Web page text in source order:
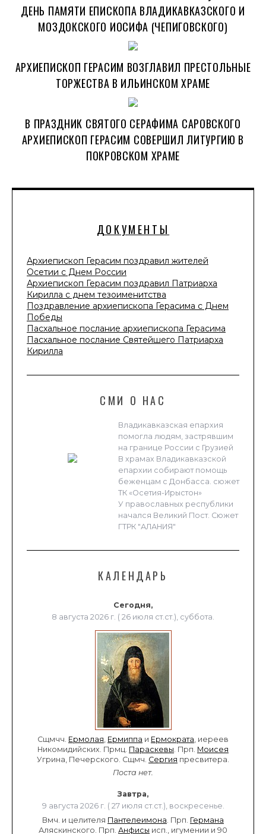
ДОКУМЕНТЫ
Архиепископ Герасим поздравил жителей
Осетии с Днем России
Архиепископ Герасим поздравил Патриарха
Кирилла с днем тезоименитства
Поздравление архиепископа Герасима с Днем
Победы
Пасхальное послание архиепископа Герасима
Пасхальное послание Святейшего Патриарха
Кирилла
СМИ О НАС
Владикавказская епархия
помогла людям, застрявшим
на границе России с Грузией
В храмах Владикавказской
епархии собирают помощь
беженцам с Донбасса. сюжет
ТК «Осетия-Ирыстон»
У православных республики
начался Великий Пост. Сюжет
ГТРК "АЛАНИЯ"
КАЛЕНДАРЬ
Сегодня,
8 августа 2026 г. ( 26 июля ст.ст.), суббота.
Сщмчч. Ермолая, Ермиппа и Ермократа, иереев
Никомидийских. Прмц. Параскевы. Прп. Моисея
Угрина, Печерского. Сщмч. Сергия пресвитера.
Поста нет.
Завтра,
9 августа 2026 г. ( 27 июля ст.ст.), воскресенье.
Вмч. и целителя Пантелеимона. Прп. Германа
Аляскинского. Прп. Анфисы исп., игумении и 90
ДЕНЬ ПАМЯТИ ЕПИСКОПА ВЛАДИКАВКАЗСКОГО И
МОЗДОКСКОГО ИОСИФА (ЧЕПИГОВСКОГО)
АРХИЕПИСКОП ГЕРАСИМ ВОЗГЛАВИЛ ПРЕСТОЛЬНЫЕ
ТОРЖЕСТВА В ИЛЬИНСКОМ ХРАМЕ
В ПРАЗДНИК СВЯТОГО СЕРАФИМА САРОВСКОГО
АРХИЕПИСКОП ГЕРАСИМ СОВЕРШИЛ ЛИТУРГИЮ В
ПОКРОВСКОМ ХРАМЕ